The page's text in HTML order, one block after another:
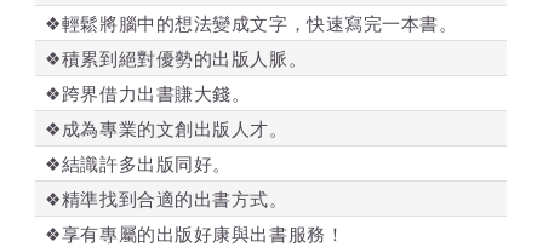
❖輕鬆將腦中的想法變成文字，快速寫完一本書。
❖積累到絕對優勢的出版人脈。
❖跨界借力出書賺大錢。
❖成為專業的文創出版人才。
❖結識許多出版同好。
❖精準找到合適的出書方式。
❖享有專屬的出版好康與出書服務！